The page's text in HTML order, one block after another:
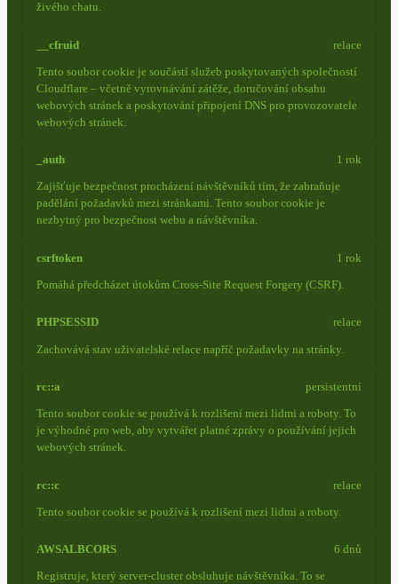
živého chatu.
__cfruid
Tento soubor cookie je součástí služeb poskytovaných společností
Cloudflare – včetně vyrovnávání zátěže, doručování obsahu
webových stránek a poskytování připojení DNS pro provozovatele
webových stránek.
relace
_auth
Zajišťuje bezpečnost procházení návštěvníků tím, že zabraňuje
padělání požadavků mezi stránkami. Tento soubor cookie je
nezbytný pro bezpečnost webu a návštěvníka.
1 rok
csrftoken
Pomáhá předcházet útokům Cross-Site Request Forgery (CSRF).
1 rok
PHPSESSID
Zachovává stav uživatelské relace napříč požadavky na stránky.
relace
rc::a
Tento soubor cookie se používá k rozlišení mezi lidmi a roboty. To
je výhodné pro web, aby vytvářet platné zprávy o používání jejich
webových stránek.
persistentní
rc::c
Tento soubor cookie se používá k rozlišení mezi lidmi a roboty.
relace
AWSALBCORS
Registruje, který server-cluster obsluhuje návštěvníka. To se
6 dnů